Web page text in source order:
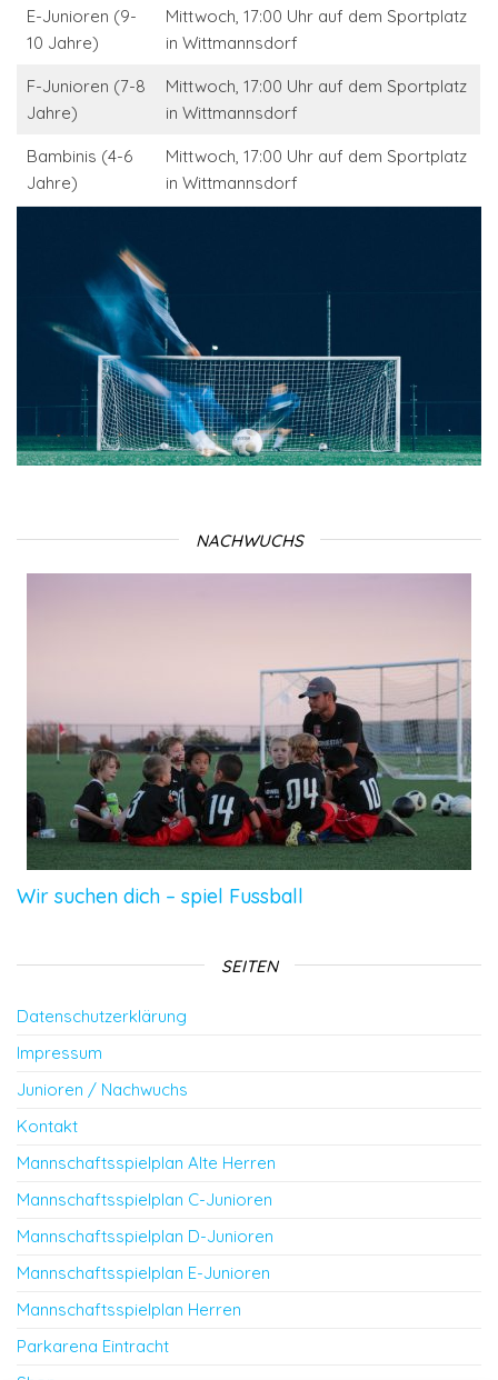
E-Junioren (9-
10 Jahre)
Mittwoch, 17:00 Uhr auf dem Sportplatz
in Wittmannsdorf
F-Junioren (7-8
Jahre)
Mittwoch, 17:00 Uhr auf dem Sportplatz
in Wittmannsdorf
Bambinis (4-6
Jahre)
Mittwoch, 17:00 Uhr auf dem Sportplatz
in Wittmannsdorf
NACHWUCHS
Wir suchen dich – spiel Fussball
SEITEN
Datenschutzerklärung
Impressum
Junioren / Nachwuchs
Kontakt
Mannschaftsspielplan Alte Herren
Mannschaftsspielplan C-Junioren
Mannschaftsspielplan D-Junioren
Mannschaftsspielplan E-Junioren
Mannschaftsspielplan Herren
Parkarena Eintracht